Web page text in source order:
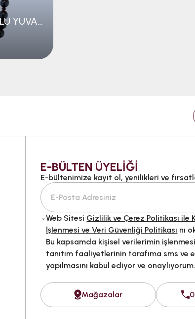
TESBİH TOP LOGOLU YUVARLAK TAŞLI
E-BÜLTEN ÜYELİĞİ
E-bültenimize kayıt ol, yenilikleri ve
Web Sitesi Gizlilik ve Çerez Politikası ile
İşlenmesi ve Veri Güvenliği Politikası nı
Bu kapsamda kişisel verilerimin
tanıtım faaliyetlerinin tarafıma sms ve
yapılmasını kabul ediyor ve onaylıyorum.
Mağazalar